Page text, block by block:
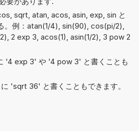
sqrt, atan, acos, asin, exp, sin と
。例：atan(1/4), sin(90), cos(pi/2),
2 exp 3, acos(1), asin(1/2), 3 pow 2
'4 exp 3' や '4 pow 3' と書くことも
'sqrt 36' と書くこともできます。